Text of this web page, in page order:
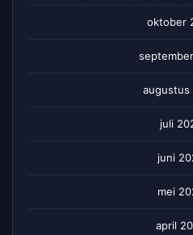
oktober
augustus
juli
juni
mei
april